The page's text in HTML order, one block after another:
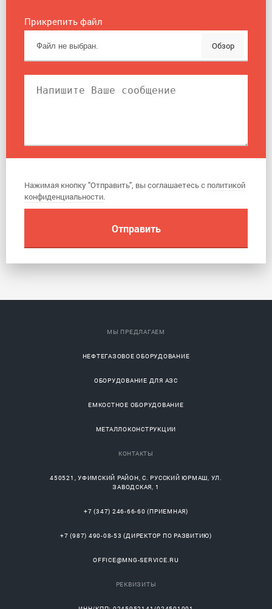
Прикрепить файл
Обзор
Нажимая кнопку "Отправить", вы соглашаетесь с политикой
конфиденциальности.
МЫ ПРЕДЛАГАЕМ
НЕФТЕГАЗОВОЕ ОБОРУДОВАНИЕ
ОБОРУДОВАНИЕ ДЛЯ АЗС
ЕМКОСТНОЕ ОБОРУДОВАНИЕ
МЕТАЛЛОКОНСТРУКЦИИ
КОНТАКТЫ
450521 ,УФИМСКИЙ РАЙОН, С.РУССКИЙ ЮРМАШ, УЛ.
ЗАВОДСКАЯ, 1
+7 (347) 246-66-60 (ПРИЕМНАЯ)
+7 (987) 490-08-53 (ДИРЕКТОР ПО РАЗВИТИЮ)
OFFICE@MNG-SERVICE.RU
РЕКВИЗИТЫ